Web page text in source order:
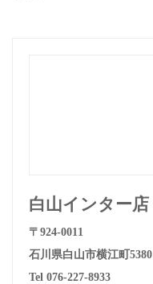
白山インター店
〒924-0011
石川県白山市横江町5380
Tel 076-227-8933